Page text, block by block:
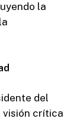
la
del
visión crítica